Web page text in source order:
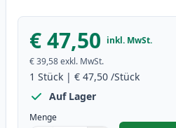
€ 47,50 inkl. MwSt.
€ 39,58exkl. MwSt.
1 Stück | € 47,50 /Stück
Auf Lager
Menge